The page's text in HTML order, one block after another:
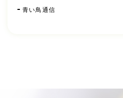
青い鳥通信